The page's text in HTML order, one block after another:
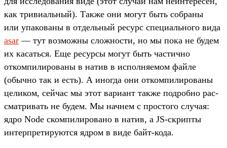
как три­виаль­ный). Так­же они могут быть соб­раны
или упа­кова­ны в отдель­ный ресурс спе­циаль­ного вида
asar — тут воз­можны слож­ности, но мы пока не будем
их касать­ся. Еще ресур­сы могут быть час­тично
откомпи­лиро­ваны в натив в исполня­емом фай­ле
(обыч­но так и есть). А иног­да они откомпи­лиро­ваны
целиком, сей­час мы этот вари­ант так­же под­робно рас­
смат­ривать не будем. Мы нач­нем с прос­того слу­чая:
ядро Node ском­пилиро­вано в натив, а JS-скрип­ты
интер­пре­тиру­ются ядром в виде байт‑кода.